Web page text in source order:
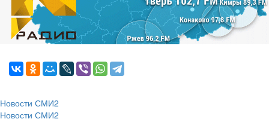
Новости СМИ2
Новости СМИ2